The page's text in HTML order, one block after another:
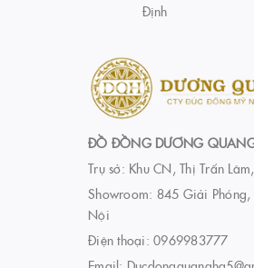
Định
ĐỒ ĐỒNG DƯƠNG
Trụ sở: Khu CN, Thị Trấn
Showroom: 845 Giải
Nội
Điện thoại: 0969983777